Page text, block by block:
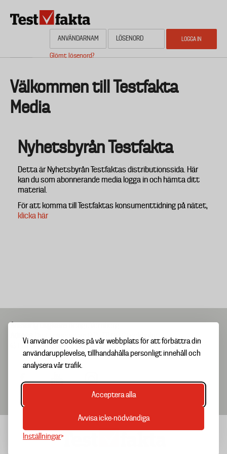
Vi använder cookies på vår webbplats för att förbättra din
användarupplevelse, tillhandahålla personligt innehåll och
analysera vår trafik.
Acceptera alla
Avvisa icke-nödvändiga
Inställningar
Glömt lösenord?
Media
KONTAKTA OSS
Välkommen till Testfakta
Media
Nyhetsbyrån Testfakta
Detta är Nyhetsbyrån Testfaktas distributionssida. Här
kan du som abonnerande media logga in och hämta ditt
material.
För att komma till Testfaktas konsumenttidning på nätet,
klicka här
Ansvarig utgivareBengt Vernberg
Adress
Drottninggatan 81A, 111 60 Stockholm
© Copyright 2025 Testfakta